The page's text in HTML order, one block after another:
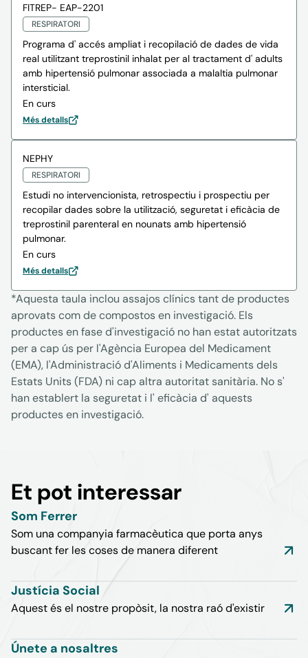
FITREP- EAP-2201
RESPIRATORI
Programa d' accés ampliat i recopilació de dades de vida
real utilitzant treprostinil inhalat per al tractament d' adults
amb hipertensió pulmonar associada a malaltia pulmonar
intersticial.
En curs
Més detalls
NEPHY
RESPIRATORI
Estudi no intervencionista, retrospectiu i prospectiu per
recopilar dades sobre la utilització, seguretat i eficàcia de
treprostinil parenteral en nounats amb hipertensió
pulmonar.
En curs
Més detalls
*Aquesta taula inclou assajos clínics tant de productes
aprovats com de compostos en investigació. Els
productes en fase d'investigació no han estat autoritzats
per a cap ús per l'Agència Europea del Medicament
(EMA), l'Administració d'Aliments i Medicaments dels
Estats Units (FDA) ni cap altra autoritat sanitària. No s'
han establert la seguretat i l' eficàcia d' aquests
productes en investigació.
Et pot interessar
Som Ferrer
Som una companyia farmacèutica que porta anys
buscant fer les coses de manera diferent
Justícia Social
Aquest és el nostre propòsit, la nostra raó d'existir
Únete a nosaltres